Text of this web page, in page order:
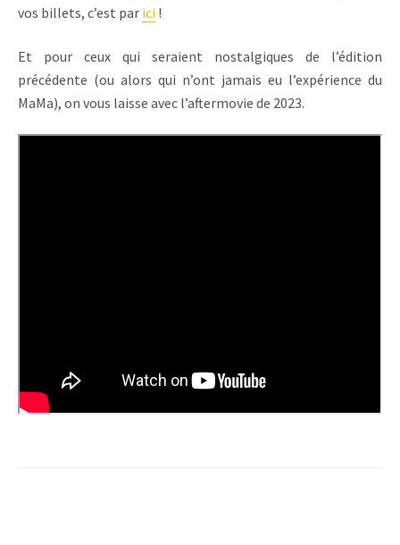
vos billets, c’est par ici !
Et pour ceux qui seraient nostalgiques de l’édition
précédente (ou alors qui n’ont jamais eu l’expérience du
MaMa), on vous laisse avec l’aftermovie de 2023.